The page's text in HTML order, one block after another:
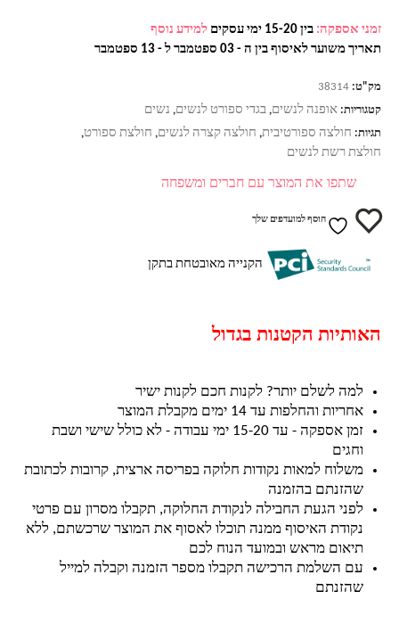
זמני אספקה: בין 15-20 ימי עסקים
למידע נוסף
תאריך משוער לאיסוף בין ה - 03 ספטמבר ל - 13 ספטמבר
מק"ט: 38314
קטגוריות: אופנה לנשים, בגדי ספורט לנשים, נשים
תגיות: חולצה ספורטיבית, חולצה קצרה לנשים, חולצת ספורט,
חולצת רשת לנשים
שתפו את המוצר עם חברים ומשפחה
הוסף למועדפים שלך
הקנייה מאובטחת בתקן
האותיות הקטנות בגדול
למה לשלם יותר? לקנות חכם לקנות ישיר
אחריות והחלפות עד 14 ימים מקבלת המוצר
זמן אספקה - עד 15-20 ימי עבודה - לא כולל שישי ושבת
וחגים
משלוח למאות נקודות חלוקה בפריסה ארצית, קרובות לכתובת
שהזנתם בהזמנה
לפני הגעת החבילה לנקודת החלוקה, תקבלו מסרון עם פרטי
נקודת האיסוף ממנה תוכלו לאסוף את המוצר שרכשתם, ללא
תיאום מראש ובמועד הנוח לכם
עם השלמת הרכישה תקבלו מספר הזמנה וקבלה למייל
שהזנתם